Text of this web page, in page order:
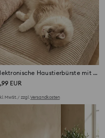
Elektronische Haustierbürste mit Wassersprühfunktion
,99 EUR
MwSt. / zzgl.Versandkosten